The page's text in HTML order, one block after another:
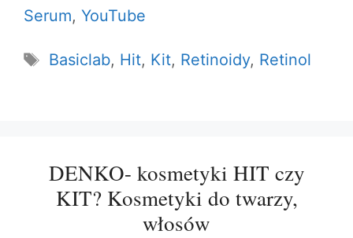
Serum, YouTube
Tagi
Basiclab, Hit, Kit, Retinoidy, Retinol
DENKO- kosmetyki HIT czy
KIT? Kosmetyki do twarzy,
włosów